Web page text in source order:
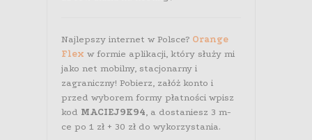
Najlepszy internet w Polsce? Orange
Flex w formie aplikacji, który służy mi
jako net mobilny, stacjonarny i
zagraniczny! Pobierz, załóż konto i
przed wyborem formy płatności wpisz
kod MACIEJ9K94, a dostaniesz 3 m-
ce po 1 zł + 30 zł do wykorzystania.